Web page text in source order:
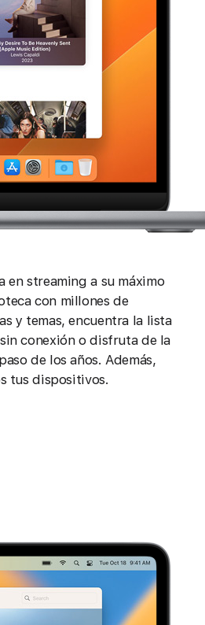
en streaming a su máximo
con millones de
y temas, encuentra la lista
conexión o disfruta de la
de los años. Además,
tus dispositivos.